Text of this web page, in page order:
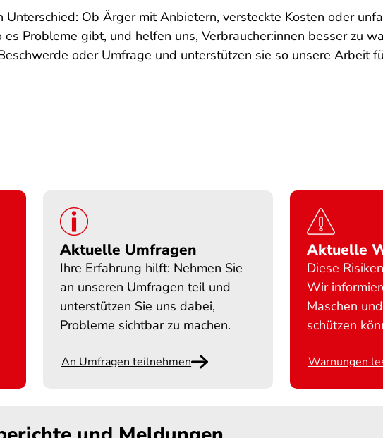
Unterschied: Ob Ärger mit Anbietern, versteckte Kosten oder
Probleme gibt, und helfen uns, Verbraucher:innen besser zu
oder Umfrage und unterstützen sie so unsere Arbeit
Aktuelle Umfragen
Ihre Erfahrung hilft: Nehmen Sie
an unseren Umfragen teil und
unterstützen Sie uns dabei,
Probleme sichtbar zu machen.
An Umfragen teilnehmen
Aktuelle
Diese
Wir
Maschen
schützen
Warnungen